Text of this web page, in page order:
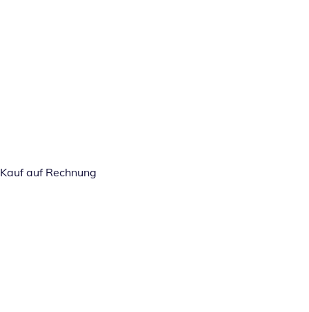
Kauf auf Rechnung